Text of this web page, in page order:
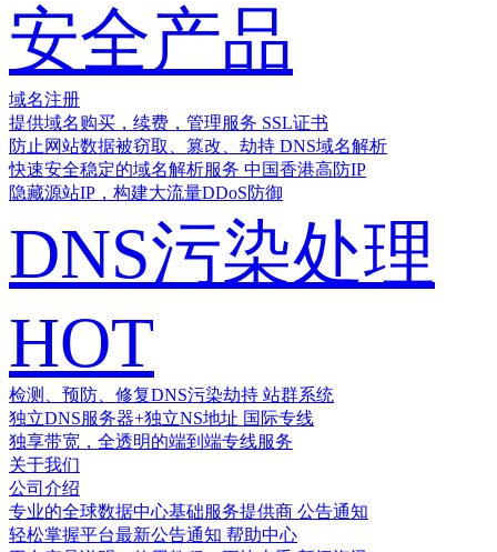
安全产品
域名注册
提供域名购买，续费，管理服务 SSL证书
防止网站数据被窃取、篡改、劫持 DNS域名解析
快速安全稳定的域名解析服务 中国香港高防IP
隐藏源站IP，构建大流量DDoS防御
DNS污染处理
HOT
检测、预防、修复DNS污染劫持 站群系统
独立DNS服务器+独立NS地址 国际专线
独享带宽，全透明的端到端专线服务
关于我们
公司介绍
专业的全球数据中心基础服务提供商 公告通知
轻松掌握平台最新公告通知 帮助中心